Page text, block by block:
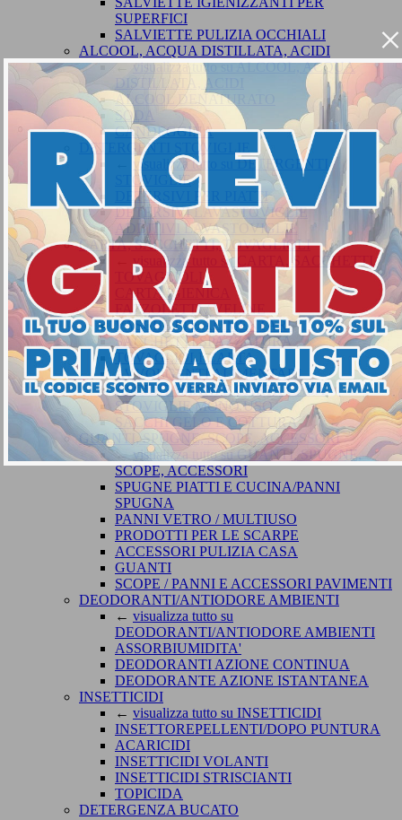
SUPERFICI
SALVIETTE PULIZIA OCCHIALI
ALCOOL, ACQUA DISTILLATA, ACIDI
← visualizza tutto su ALCOOL, ACQUA
DISTILLATA, ACIDI
ALCOOL DENATURATO
SODA
CANDEGGINA
DETERGENTI STOVIGLIE
visualizza tutto su DETERGENTI
STOVIGLIE
DETERSIVI PER PIATTI
DETERSIVI LAVASTOVIGLIE
ADDITIVI LAVASTOVIGLIE
CARTA, SACCHETTI, TOVAGLIOLI
visualizza tutto su CARTA, SACCHETTI,
TOVAGLIOLI
CARTA IGIENICA
FAZZOLETTI / VELINE
VASCHETTE ALIMENTARI
SACCHETTI SPAZZATURA
TOVAGLIOLI CARTA
AVVOLGENTI ALIMENTARI
ASCIUGAMANI E CARTA CASA
STOVIGLIE MONO USO
SACCHI GELO E COTTURA
GUANTI, SPUGNE, SCOPE, ACCESSORI
← visualizza tutto su GUANTI, SPUGNE,
SCOPE, ACCESSORI
SPUGNE PIATTI E CUCINA/PANNI
SPUGNA
PANNI VETRO / MULTIUSO
PRODOTTI PER LE SCARPE
ACCESSORI PULIZIA CASA
GUANTI
SCOPE / PANNI E ACCESSORI PAVIMENTI
DEODORANTI/ANTIODORE AMBIENTI
← visualizza tutto su
DEODORANTI/ANTIODORE AMBIENTI
ASSORBIUMIDITA'
DEODORANTI AZIONE CONTINUA
DEODORANTE AZIONE ISTANTANEA
INSETTICIDI
← visualizza tutto su INSETTICIDI
INSETTOREPELLENTI/DOPO PUNTURA
ACARICIDI
INSETTICIDI VOLANTI
INSETTICIDI STRISCIANTI
TOPICIDA
DETERGENZA BUCATO
×